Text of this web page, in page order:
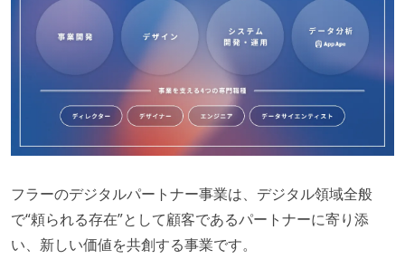
フラーのデジタルパートナー事業は、デジタル領域全般
で“頼られる存在”として顧客であるパートナーに寄り添
い、新しい価値を共創する事業です。